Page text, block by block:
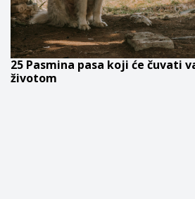
25 Pasmina pasa koji će čuvati
životom